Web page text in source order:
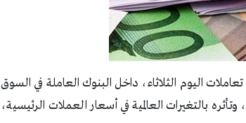
اليوم الثلاثاء، داخل البنوك العاملة في السوق
بالتغيرات العالمية في أسعار العملات الرئيسية،